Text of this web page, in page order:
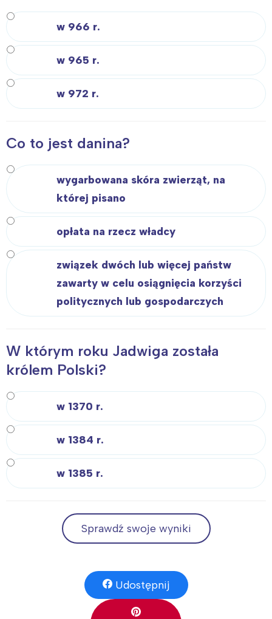
w 966 r.
w 965 r.
w 972 r.
Co to jest danina?
wygarbowana skóra zwierząt, na
której pisano
opłata na rzecz władcy
związek dwóch lub więcej państw
zawarty w celu osiągnięcia korzyści
politycznych lub gospodarczych
W którym roku Jadwiga została
królem Polski?
w 1370 r.
w 1384 r.
w 1385 r.
Sprawdź swoje wyniki
Udostępnij